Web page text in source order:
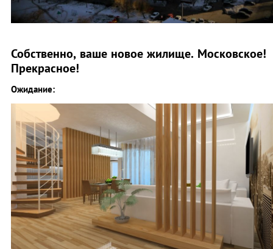
Собственно, ваше новое жилище. Московское!
Прекрасное!
Ожидание: